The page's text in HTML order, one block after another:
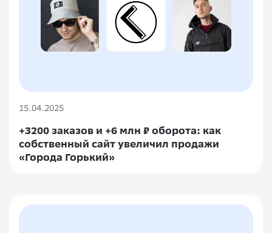
15.04.2025
+3200 заказов и +6 млн ₽ оборота: как
собственный сайт увеличил продажи
«Города Горький»